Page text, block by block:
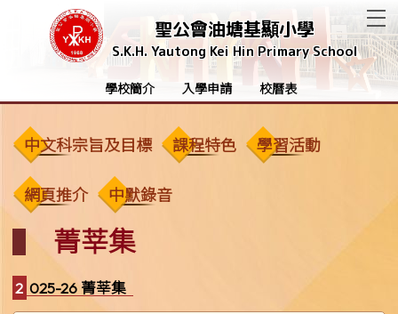
聖公會油塘基顯小學
S.K.H. Yautong Kei Hin Primary School
學校簡介 入學申請 校曆表
中文科宗旨及目標 課程特色 學習活動
網頁推介 中默錄音
菁莘集
2025-26 菁莘集